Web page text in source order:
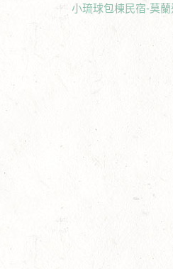
小琉球包棟民宿-莫